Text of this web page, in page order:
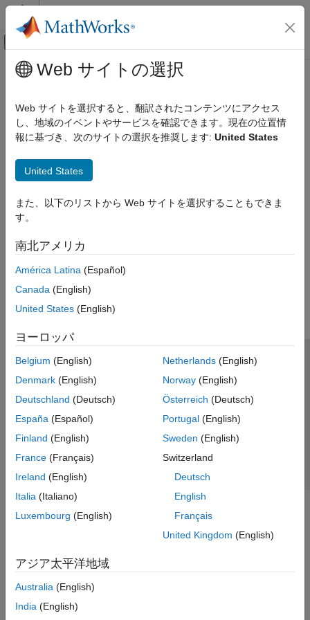
コンテンツへスキップ
オフキャンバス ナビゲーション メ
ドキュメンテーションのホーム
FPGA、ASIC、および SoC 開発
メインコンテンツ
Web サイトの選択
Web サイトを選択すると、翻訳されたコンテンツにアクセス
し、地域のイベントやサービスを確認できます。現在の位置情
報に基づき、次のサイトの選択を推奨します: United States
United States
また、以下のリストから Web サイトを選択することもできま
す。
南北アメリカ
América Latina (Español)
Canada (English)
United States (English)
ヨーロッパ
Belgium (English)
Denmark (English)
Deutschland (Deutsch)
España (Español)
Finland (English)
France (Français)
Ireland (English)
Italia (Italiano)
Luxembourg (English)
Netherlands(English)
Norway(English)
Österreich (Deutsch)
Portugal(English)
Sweden (English)
Switzerland
Deutsch
English
Français
United Kingdom (English)
アジア太平洋地域
Australia (English)
India (English)
トラストセンター
プライバシー ポリシー
違法コピー防止
アプリケーション ステータス
© 1994-2026 The MathWorks, Inc.